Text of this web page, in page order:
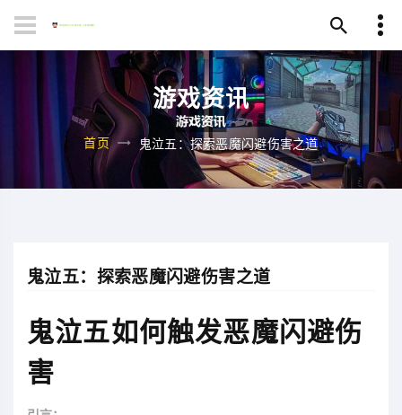
游戏资讯
首页 鬼泣五：探索恶魔闪避伤害之道
鬼泣五：探索恶魔闪避伤害之道
鬼泣五如何触发恶魔闪避伤
害